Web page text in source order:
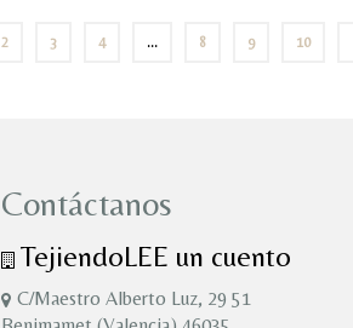
2 3 4 … 8 9 10
Contáctanos
TejiendoLEE un cuento
C/Maestro Alberto Luz, 29 51